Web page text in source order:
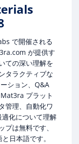
で開催される
が提供す
ての深い理解を
タラクティブな
ション、Q&A
プラット
管理、自動化ワ
化について理解
は無料です、
日本語です。